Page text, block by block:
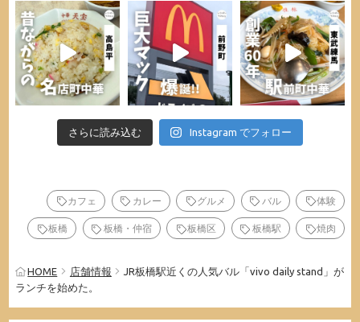
さらに読み込む Instagram でフォロー
カフェ カレー グルメ バル 体験
板橋 板橋・仲宿 板橋区 板橋駅 焼肉
HOME 店舗情報
JR板橋駅近くの人気バル「vivo daily stand」が
ランチを始めた。